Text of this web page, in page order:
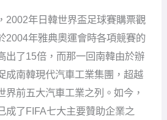
2002年日韓世界盃足球賽購票觀
2004年雅典奧運會時各項競賽的
出了15倍，而那一回南韓由於辦
成南韓現代汽車工業集團，超越
界前五大汽車工業之列。如今，
成了FIFA七大主要贊助企業之